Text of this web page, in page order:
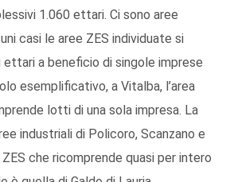
1.060 ettari. Ci sono aree
casi le aree ZES individuate si
a beneficio di singole imprese
esemplificativo, a Vitalba, l’area
lotti di una sola impresa. La
industriali di Policoro, Scanzano e
ZES che ricomprende quasi per intero